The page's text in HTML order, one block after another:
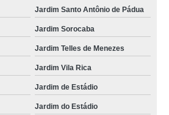
Jardim Santo Antônio de Pádua
Jardim Sorocaba
Jardim Telles de Menezes
Jardim Vila Rica
Jardim de Estádio
Jardim do Estádio